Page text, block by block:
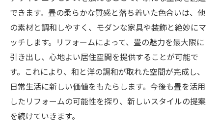
方法
住まいに和の要素を取り入れたリフォーム
事例
畳を中心とした和の空間デザインの秘訣
畳リフォームで実現する和の美学と現代性
和のエッセンスを引き出す畳リフォームの
テクニック
畳リフォームで創る和の落ち着きある住環
できます。畳の柔らかな質感と落ち着いた色合いは、他
の素材と調和しやすく、モダンな家具や装飾と絶妙にマ
ッチします。リフォームによって、畳の魅力を最大限に
引き出し、心地よい居住空間を提供することが可能で
す。これにより、和と洋の調和が取れた空間が完成し、
日常生活に新しい価値をもたらします。今後も畳を活用
したリフォームの可能性を探り、新しいスタイルの提案
を続けていきます。